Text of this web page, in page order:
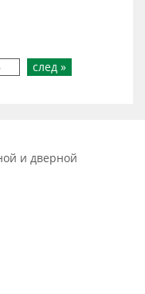
след »
и дверной